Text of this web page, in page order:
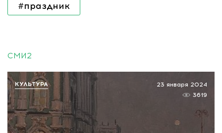
#праздник
СМИ2
23 января 2024
3619
КУЛЬТУРА